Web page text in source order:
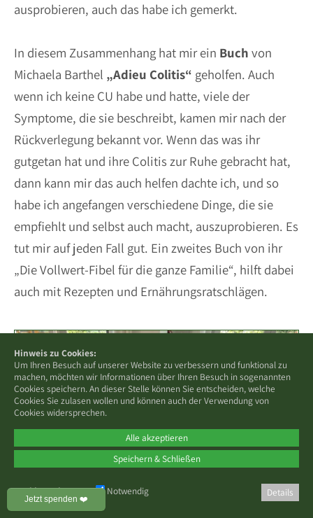
Alle akzeptieren
Speichern & Schließen
Hinweis zu Cookies:
Um Ihren Besuch auf unserer Website zu verbessern und funktional zu
machen, möchten wir Informationen über Ihren Besuch in sogenannten
Cookies speichern. An dieser Stelle können Sie entscheiden, welche
Cookies Sie zulasen wollen und können auch der Verwendung von
Cookies widersprechen.
Cookies zulassen: Notwendig Details
ausprobieren, auch das habe ich gemerkt.
In diesem Zusammenhang hat mir ein Buch von
Michaela Barthel „Adieu Colitis“ geholfen. Auch
wenn ich keine CU habe und hatte, viele der
Symptome, die sie beschreibt, kamen mir nach der
Rückverlegung bekannt vor. Wenn das was ihr
gutgetan hat und ihre Colitis zur Ruhe gebracht hat,
dann kann mir das auch helfen dachte ich, und so
habe ich angefangen verschiedene Dinge, die sie
empfiehlt und selbst auch macht, auszuprobieren. Es
tut mir auf jeden Fall gut. Ein zweites Buch von ihr
„Die Vollwert-Fibel für die ganze Familie“, hilft dabei
auch mit Rezepten und Ernährungsratschlägen.
Jetzt spenden ❤️